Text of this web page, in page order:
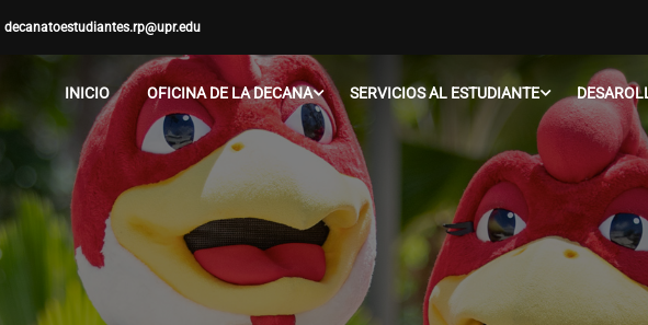
decanatoestudiantes.rp@upr.edu
INICIO OFICINA DE LA DECANA SERVICIOS AL ESTUDIANTE